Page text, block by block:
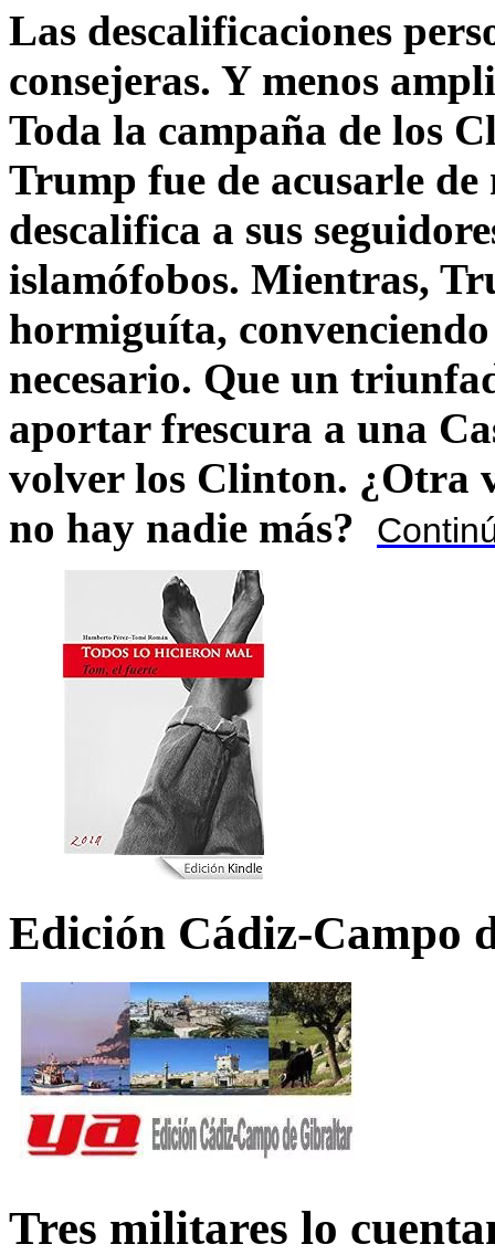
Las descalificaciones
consejeras. Y menos
Toda la campaña de los
Trump fue de acusarle
descalifica a sus
islamófobos. Mientras,
hormiguíta,
necesario. Que un
aportar frescura a una
volver los Clinton. ¿Otra
no hay nadie más?
Edición Cádiz-Campo
Tres militares lo